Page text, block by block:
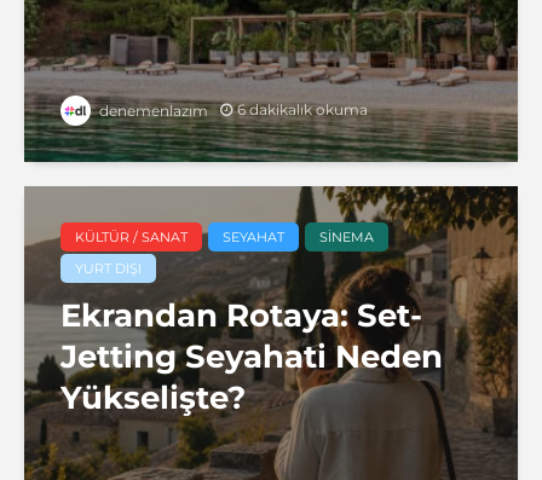
denemenlazım 6 dakikalık okuma
KÜLTÜR / SANAT SEYAHAT
SINEMA
YURT DIŞI
Ekrandan Rotaya: Set-
Jetting Seyahati Neden
Yükselişte?